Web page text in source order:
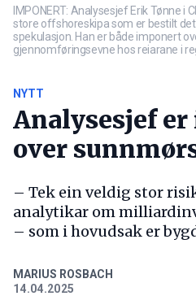
IMPONERT: Analysesjef Erik Tønne i
store offshoreskipa som er bestilt
spekulasjon. Han er både imponert
gjennomføringsevne hos reiarane i
NYTT
Analysesjef
over
– Tek ein veldig stor
analytikar om
– som i hovudsak er
MARIUS ROSBACH
14.04.2025